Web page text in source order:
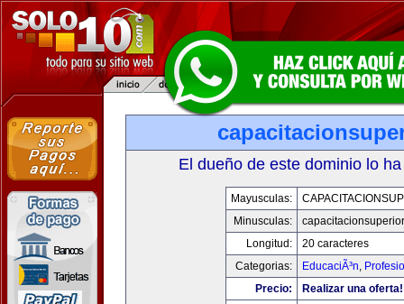
El dueño de este dominio lo
Mayusculas:
Minusculas:
Longitud:
20 caracteres
Categorias:
EducaciÃ³n,
Precio:
Realizar una oferta!